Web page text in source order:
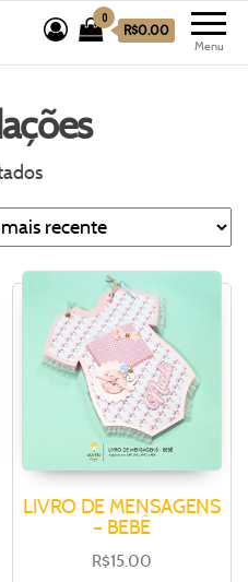
Menu
0
R$0.00
LIVRO DE MENSAGENS
– BEBÊ
R$15.00